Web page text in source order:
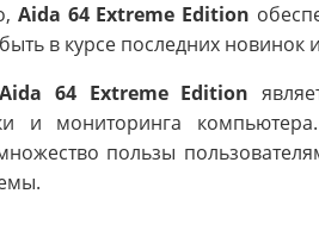
Aida 64 Extreme Edition
в курсе последних
Aida 64 Extreme Edition
и мониторинга
пользы